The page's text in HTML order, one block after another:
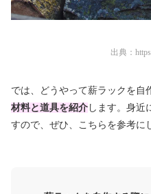
出典：
では、どうやって薪ラックを自
材料と道具を紹介 します。 身近
すので、ぜひ、こちらを参考に